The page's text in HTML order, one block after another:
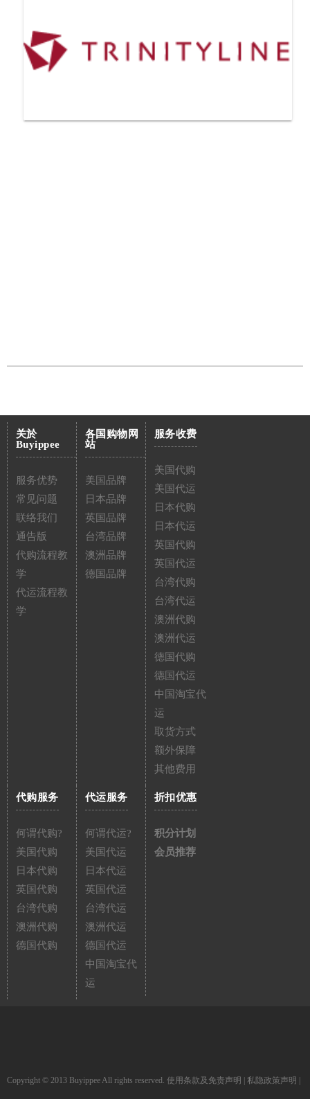
关於
Buyippee
服务优势
常见问题
联络我们
通告版
代购流程教
学
代运流程教
学
各国购物网
站
美国品牌
日本品牌
英国品牌
台湾品牌
澳洲品牌
德国品牌
服务收费
美国代购
美国代运
日本代购
日本代运
英国代购
英国代运
台湾代购
台湾代运
澳洲代购
澳洲代运
德国代购
德国代运
中国淘宝代
运
取货方式
额外保障
其他费用
代购服务
何谓代购?
美国代购
日本代购
英国代购
台湾代购
澳洲代购
德国代购
代运服务
何谓代运?
美国代运
日本代运
英国代运
台湾代运
澳洲代运
德国代运
中国淘宝代
运
折扣优惠
积分计划
会员推荐
Copyright © 2013 Buyippee All rights reserved. 使用条款及免责声明 私隐政策声明